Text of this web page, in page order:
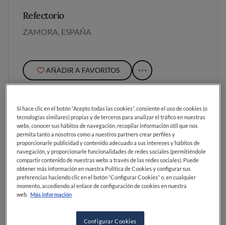
Refectorio
ZAMORA, ESPAÑA
AÑADIR A FAVORITOS
Si hace clic en el botón “Acepto todas las cookies”, consiente el uso de cookies (o
tecnologías similares) propias y de terceros para analizar el tráfico en nuestras
webs, conocer sus hábitos de navegación, recopilar información útil que nos
permita tanto a nosotros como a nuestros partners crear perfiles y
proporcionarle publicidad y contenido adecuado a sus intereses y hábitos de
navegación, y proporcionarle funcionalidades de redes sociales (permitiéndole
compartir contenido de nuestras webs a través de las redes sociales). Puede
obtener más información en nuestra Política de Cookies y configurar sus
preferencias haciendo clic en el botón “Configurar Cookies” o, en cualquier
momento, accediendo al enlace de configuración de cookies en nuestra
web. Más información
Configurar Cookies